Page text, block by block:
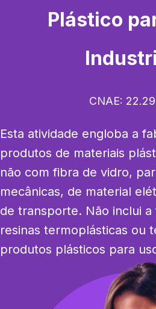
Plástico
CNAE:
Esta atividade engloba a
produtos de materiais
não com fibra de vidro,
mecânicas, de material
de transporte. Não inclui
resinas termoplásticas ou
produtos plásticos para